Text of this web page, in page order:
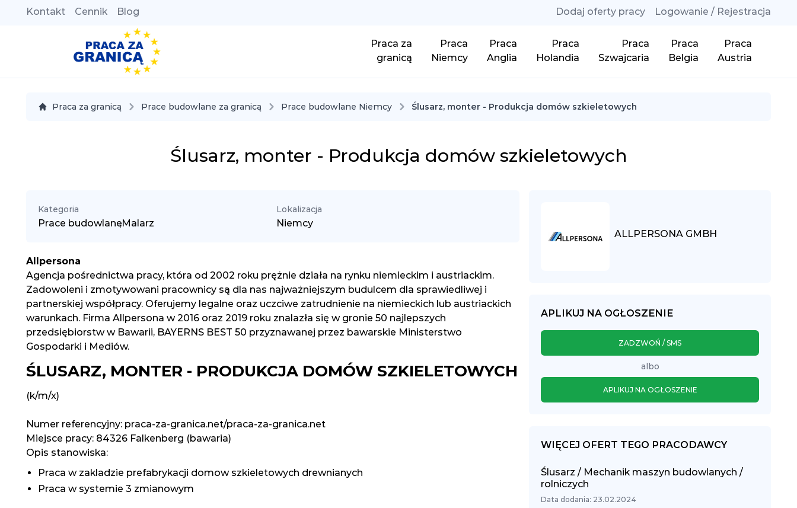
Kontakt Cennik Blog Dodaj oferty pracy Logowanie / Rejestracja
Praca za
granicą
Praca
Niemcy
Praca
Anglia
Praca
Holandia
Praca
Szwajcaria
Praca
Belgia
Praca
Austria
Praca za granicą Prace budowlane za granicą Prace budowlane Niemcy Ślusarz, monter - Produkcja domów szkieletowych
Ślusarz, monter - Produkcja domów szkieletowych
Kategoria
Prace budowlane,Malarz
Lokalizacja
Niemcy
Allpersona
Agencja pośrednictwa pracy, która od 2002 roku prężnie działa na rynku niemieckim i austriackim.
Zadowoleni i zmotywowani pracownicy są dla nas najważniejszym budulcem dla sprawiedliwej i
partnerskiej współpracy. Oferujemy legalne oraz uczciwe zatrudnienie na niemieckich lub austriackich
warunkach. Firma Allpersona w 2016 oraz 2019 roku znalazła się w gronie 50 najlepszych
przedsiębiorstw w Bawarii, BAYERNS BEST 50 przyznawanej przez bawarskie Ministerstwo
Gospodarki i Mediów.
ŚLUSARZ, MONTER - PRODUKCJA DOMÓW SZKIELETOWYCH
(k/m/x)
Numer referencyjny: praca-za-granica.net/praca-za-granica.net
Miejsce pracy: 84326 Falkenberg (bawaria)
Opis stanowiska:
Praca w zakladzie prefabrykacji domow szkieletowych drewnianych
Praca w systemie 3 zmianowym
ALLPERSONA GMBH
APLIKUJ NA OGŁOSZENIE
ZADZWOŃ / SMS
albo
APLIKUJ NA OGŁOSZENIE
WIĘCEJ OFERT TEGO PRACODAWCY
Ślusarz / Mechanik maszyn budowlanych /
rolniczych
Data dodania: 23.02.2024